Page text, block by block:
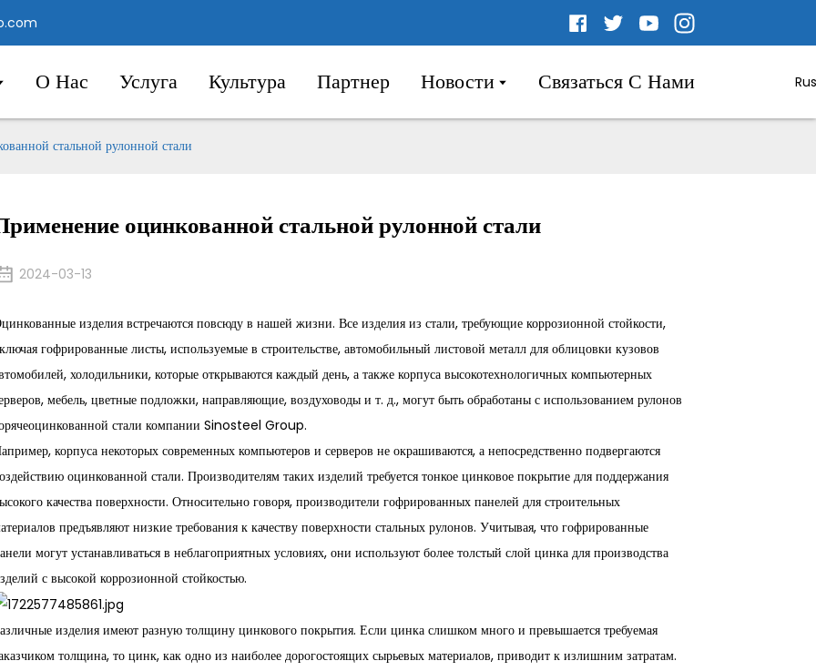
О Нас Услуга Культура Партнер Новости Связаться С Нами
стальной рулонной стали
оцинкованной стальной рулонной стали
2024-03-13
изделия встречаются повсюду в нашей жизни. Все изделия из стали, требующие коррозионной стойкости,
гофрированные листы, используемые в строительстве, автомобильный листовой металл для облицовки кузовов
холодильники, которые открываются каждый день, а также корпуса высокотехнологичных компьютерных
мебель, цветные подложки, направляющие, воздуховоды и т. д., могут быть обработаны с использованием рулонов
стали компании Sinosteel Group.
корпуса некоторых современных компьютеров и серверов не окрашиваются, а непосредственно подвергаются
оцинкованной стали. Производителям таких изделий требуется тонкое цинковое покрытие для поддержания
качества поверхности. Относительно говоря, производители гофрированных панелей для строительных
предъявляют низкие требования к качеству поверхности стальных рулонов. Учитывая, что гофрированные
могут устанавливаться в неблагоприятных условиях, они используют более толстый слой цинка для производства
с высокой коррозионной стойкостью.
изделия имеют разную толщину цинкового покрытия. Если цинка слишком много и превышается требуемая
толщина, то цинк, как одно из наиболее дорогостоящих сырьевых материалов, приводит к излишним затратам.